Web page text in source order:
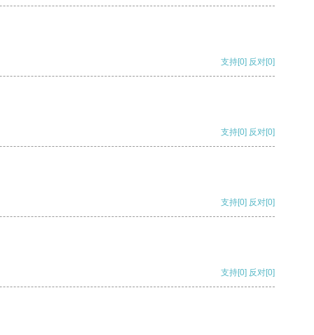
支持[0] 反对[0]
支持[0] 反对[0]
支持[0] 反对[0]
支持[0] 反对[0]